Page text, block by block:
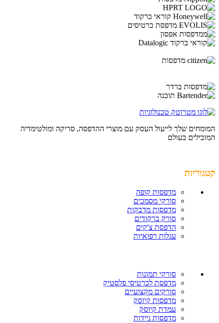
המומחים שלך לייעול העסק עם מוצרי ההדפסה, סריקה ומולטימדיה
המובילים בעולם
קטגוריות
מדפסות קופה
סורקי מסמכים
מדפסות מדבקות
סורק ברקודים
הדפסת צ'קים
עגלות רפואיות
סורקי תמונות
מדפסת לכרטיסי פלסטיק
סורקים מקצועיים
מדפסות קיוסק
עמדת קיוסק
מדפסות ניידות